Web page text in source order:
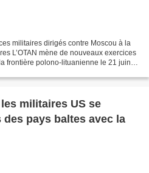
militaires dirigés contre Moscou à la
L’OTAN mène de nouveaux exercices
frontière polono-lituanienne le 21 juin
militaires US se
pays baltes avec la